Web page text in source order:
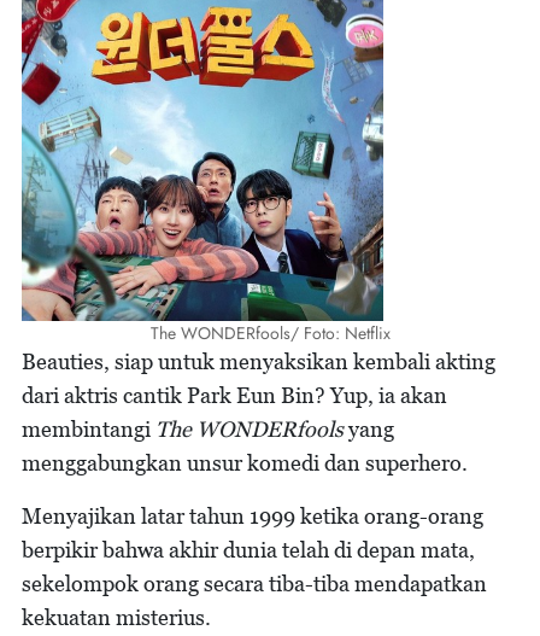
The WONDERfools/ Foto: Netflix
Beauties, siap untuk menyaksikan kembali akting
dari aktris cantik Park Eun Bin? Yup, ia akan
membintangi The WONDERfoolsyang
menggabungkan unsur komedi dan superhero.
Menyajikan latar tahun 1999 ketika orang-orang
berpikir bahwa akhir dunia telah di depan mata,
sekelompok orang secara tiba-tiba mendapatkan
kekuatan misterius.